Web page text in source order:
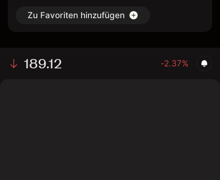
Zu Favoriten hinzufügen
189.12 -2.37%